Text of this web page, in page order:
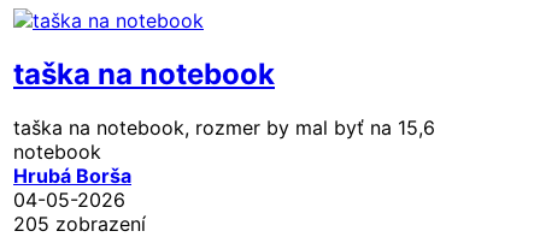
taška na notebook
taška na notebook, rozmer by mal byť na 15,6
notebook
Hrubá Borša
04-05-2026
205 zobrazení